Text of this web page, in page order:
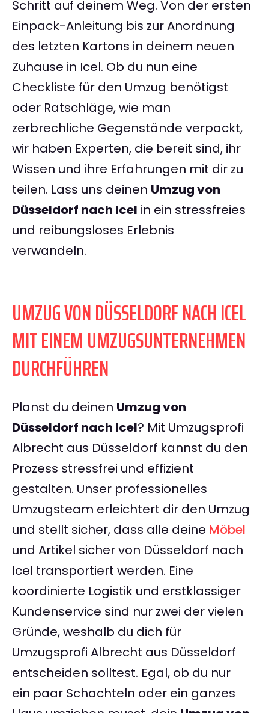
Schritt auf deinem Weg. Von der ersten
Einpack-Anleitung bis zur Anordnung
des letzten Kartons in deinem neuen
Zuhause in Icel. Ob du nun eine
Checkliste für den Umzug benötigst
oder Ratschläge, wie man
zerbrechliche Gegenstände verpackt,
wir haben Experten, die bereit sind, ihr
Wissen und ihre Erfahrungen mit dir zu
teilen. Lass uns deinen Umzug von
Düsseldorf nach Icel in ein stressfreies
und reibungsloses Erlebnis
verwandeln.
UMZUG VON DÜSSELDORF NACH ICEL
MIT EINEM UMZUGSUNTERNEHMEN
DURCHFÜHREN
Planst du deinen Umzug von
Düsseldorf nach Icel? Mit Umzugsprofi
Albrecht aus Düsseldorf kannst du den
Prozess stressfrei und effizient
gestalten. Unser professionelles
Umzugsteam erleichtert dir den Umzug
und stellt sicher, dass alle deine Möbel
und Artikel sicher von Düsseldorf nach
Icel transportiert werden. Eine
koordinierte Logistik und erstklassiger
Kundenservice sind nur zwei der vielen
Gründe, weshalb du dich für
Umzugsprofi Albrecht aus Düsseldorf
entscheiden solltest. Egal, ob du nur
ein paar Schachteln oder ein ganzes